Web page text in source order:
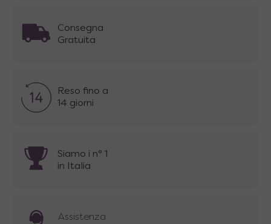
Consegna
Gratuita
Reso fino a
14 giorni
Siamo i n° 1
in Italia
Assistenza